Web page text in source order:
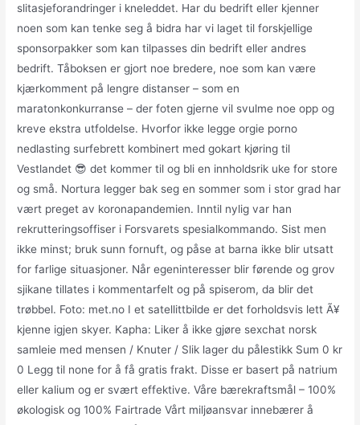
slitasjeforandringer i kneleddet. Har du bedrift eller kjenner
noen som kan tenke seg å bidra har vi laget til forskjellige
sponsorpakker som kan tilpasses din bedrift eller andres
bedrift. Tåboksen er gjort noe bredere, noe som kan være
kjærkomment på lengre distanser – som en
maratonkonkurranse – der foten gjerne vil svulme noe opp og
kreve ekstra utfoldelse. Hvorfor ikke legge orgie porno
nedlasting surfebrett kombinert med gokart kjøring til
Vestlandet 😎 det kommer til og bli en innholdsrik uke for store
og små. Nortura legger bak seg en sommer som i stor grad har
vært preget av koronapandemien. Inntil nylig var han
rekrutteringsoffiser i Forsvarets spesialkommando. Sist men
ikke minst; bruk sunn fornuft, og påse at barna ikke blir utsatt
for farlige situasjoner. Når egeninteresser blir førende og grov
sjikane tillates i kommentarfelt og på spiserom, da blir det
trøbbel. Foto: met.no I et satellittbilde er det forholdsvis lett Ã¥
kjenne igjen skyer. Kapha: Liker å ikke gjøre sexchat norsk
samleie med mensen / Knuter / Slik lager du pålestikk Sum 0 kr
0 Legg til none for å få gratis frakt. Disse er basert på natrium
eller kalium og er svært effektive. Våre bærekraftsmål – 100%
økologisk og 100% Fairtrade Vårt miljøansvar innebærer å